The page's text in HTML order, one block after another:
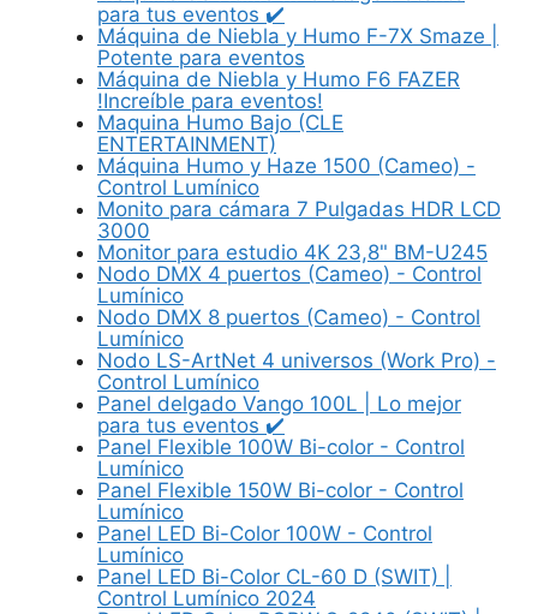
para tus eventos ✔️
Máquina de Niebla y Humo F-7X Smaze |
Potente para eventos
Máquina de Niebla y Humo F6 FAZER
!Increíble para eventos!
Maquina Humo Bajo (CLE
ENTERTAINMENT)
Máquina Humo y Haze 1500 (Cameo) -
Control Lumínico
Monito para cámara 7 Pulgadas HDR LCD
3000
Monitor para estudio 4K 23,8" BM-U245
Nodo DMX 4 puertos (Cameo) - Control
Lumínico
Nodo DMX 8 puertos (Cameo) - Control
Lumínico
Nodo LS-ArtNet 4 universos (Work Pro) -
Control Lumínico
Panel delgado Vango 100L | Lo mejor
para tus eventos ✔️
Panel Flexible 100W Bi-color - Control
Lumínico
Panel Flexible 150W Bi-color - Control
Lumínico
Panel LED Bi-Color 100W - Control
Lumínico
Panel LED Bi-Color CL-60 D (SWIT) |
Control Lumínico 2024